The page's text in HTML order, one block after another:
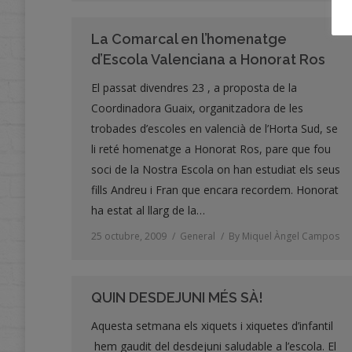
La Comarcal en l’homenatge
d’Escola Valenciana a Honorat Ros
El passat divendres 23 , a proposta de la
Coordinadora Guaix, organitzadora de les
trobades d’escoles en valencià de l’Horta Sud, se
li reté homenatge a Honorat Ros, pare que fou
soci de la Nostra Escola on han estudiat els seus
fills Andreu i Fran que encara recordem. Honorat
ha estat al llarg de la…
25 octubre, 2009 General By Miquel Àngel Campos
QUIN DESDEJUNI MÉS SÀ!
Aquesta setmana els xiquets i xiquetes d’infantil
hem gaudit del desdejuni saludable a l’escola. El